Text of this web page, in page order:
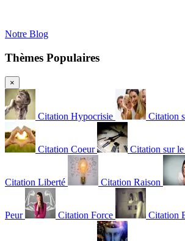
Notre Blog
Thèmes Populaires
×
Citation Hypocrisie Citation
Citation Coeur Citation sur le
Citation Liberté Citation Raison
Peur Citation Force Citation